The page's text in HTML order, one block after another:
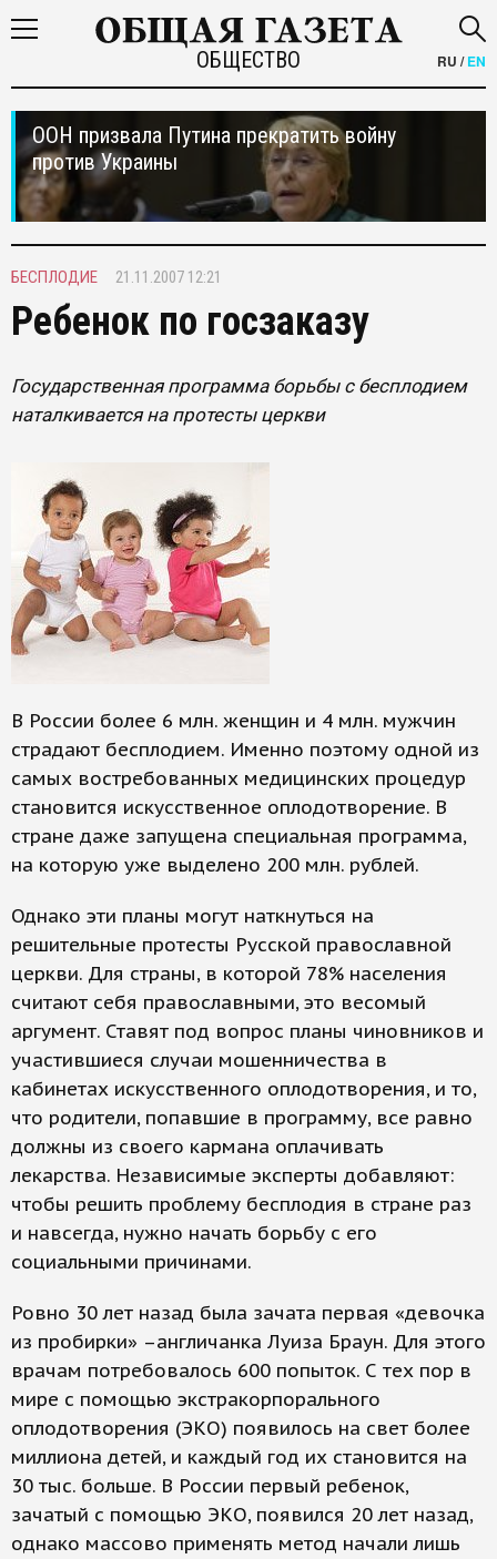
ОБЩЕСТВО RU /EN
ООН призвала Путина прекратить войну
против Украины
БЕСПЛОДИЕ 21.11.2007 12:21
Ребенок по госзаказу
Государственная программа борьбы с бесплодием
наталкивается на протесты церкви
В России более 6 млн. женщин и 4 млн. мужчин
страдают бесплодием. Именно поэтому одной из
самых востребованных медицинских процедур
становится искусственное оплодотворение. В
стране даже запущена специальная программа,
на которую уже выделено 200 млн. рублей.
Однако эти планы могут наткнуться на
решительные протесты Русской православной
церкви. Для страны, в которой 78% населения
считают себя православными, это весомый
аргумент. Ставят под вопрос планы чиновников и
участившиеся случаи мошенничества в
кабинетах искусственного оплодотворения, и то,
что родители, попавшие в программу, все равно
должны из своего кармана оплачивать
лекарства. Независимые эксперты добавляют:
чтобы решить проблему бесплодия в стране раз
и навсегда, нужно начать борьбу с его
социальными причинами.
Ровно 30 лет назад была зачата первая «девочка
из пробирки» –англичанка Луиза Браун. Для этого
врачам потребовалось 600 попыток. С тех пор в
мире с помощью экстракорпорального
оплодотворения (ЭКО) появилось на свет более
миллиона детей, и каждый год их становится на
30 тыс. больше. В России первый ребенок,
зачатый с помощью ЭКО, появился 20 лет назад,
однако массово применять метод начали лишь